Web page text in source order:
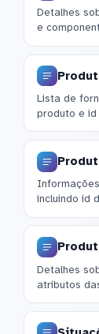
Detalhes
e
Lista de
produto e
incluindo id
Detalhes
atributos